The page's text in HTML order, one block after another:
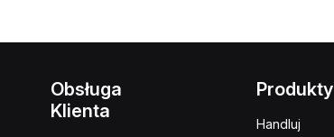
Obsługa
Klienta
Produkty
Handluj